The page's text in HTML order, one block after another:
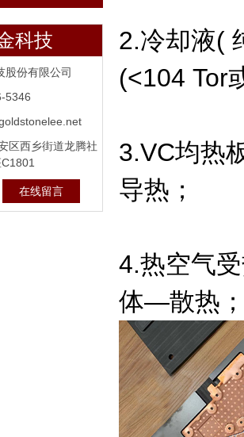
科技
股份有限公司
5346
区西乡街道龙腾社
在线留言
2.冷却液(
(<104
3.VC均热
导热；
4.热空气
体—散热